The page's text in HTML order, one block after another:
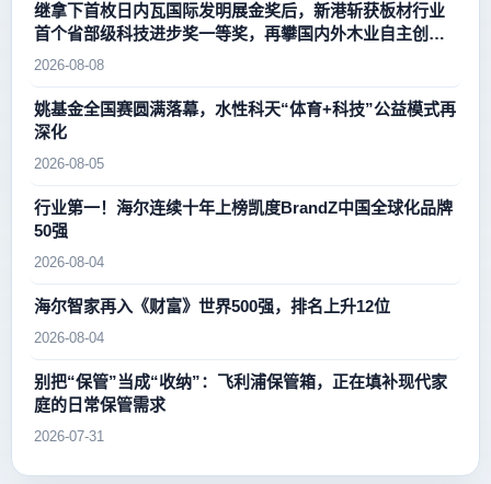
继拿下首枚日内瓦国际发明展金奖后，新港斩获板材行业
首个省部级科技进步奖一等奖，再攀国内外木业自主创新
新高峰
2026-08-08
姚基金全国赛圆满落幕，水性科天“体育+科技”公益模式再
深化
2026-08-05
行业第一！海尔连续十年上榜凯度BrandZ中国全球化品牌
50强
2026-08-04
海尔智家再入《财富》世界500强，排名上升12位
2026-08-04
别把“保管”当成“收纳”：飞利浦保管箱，正在填补现代家
庭的日常保管需求
2026-07-31